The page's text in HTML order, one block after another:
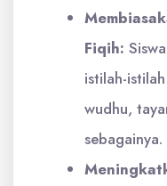
Fiqih:
istilah-
wudhu,
sebagainya.